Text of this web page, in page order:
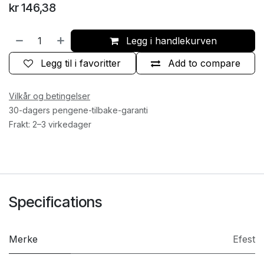
kr146,38
Legg i handlekurven
Add to compare
Legg til i favoritter
Vilkår og betingelser
30-dagers pengene-tilbake-garanti
Frakt: 2–3 virkedager
Specifications
Merke Efest